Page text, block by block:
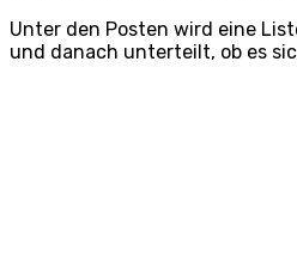
Unter den Posten wird eine
und danach unterteilt, ob es